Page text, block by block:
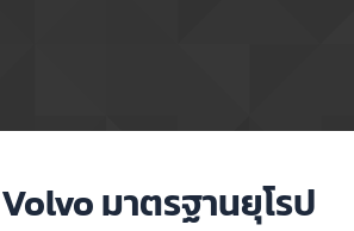
มาตรฐานยุโรป